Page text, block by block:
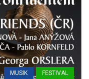
MUSIK FESTIVAL